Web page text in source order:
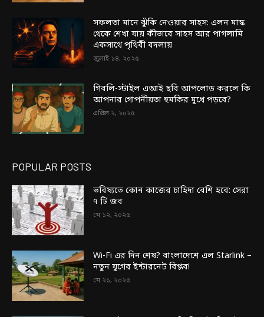
সফলতা মানে ঝুঁকি নেওয়ার সাহস: এলন মাস্ক
থেকে শেখা যায় কীভাবে সাহস আর পাগলামি
একসাথে পৃথিবী বদলায়
জুলাই ১৪, ২০২৫
গিবলি-স্টাইল এআই ছবি আপলোড করলে কি
আপনার গোপনীয়তা হুমকির মুখে পড়বে?
এপ্রিল ২, ২০২৫
POPULAR POSTS
ভবিষ্যতে কোন কাজের চাহিদা বেশি হবে: সেরা
৭ টি জব
মে ১২, ২০২৫
Wi-Fi এর দিন শেষ? বাংলাদেশে এল Starlink –
নতুন যুগের ইন্টারনেট বিপ্লব!
মে ২১, ২০২৫